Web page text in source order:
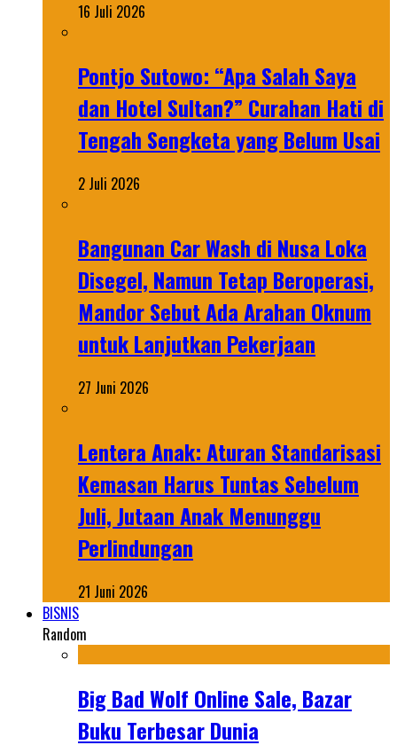
16 Juli 2026
Pontjo Sutowo: “Apa Salah Saya
dan Hotel Sultan?” Curahan Hati di
Tengah Sengketa yang Belum Usai
2 Juli 2026
Bangunan Car Wash di Nusa Loka
Disegel, Namun Tetap Beroperasi,
Mandor Sebut Ada Arahan Oknum
untuk Lanjutkan Pekerjaan
27 Juni 2026
Lentera Anak: Aturan Standarisasi
Kemasan Harus Tuntas Sebelum
Juli, Jutaan Anak Menunggu
Perlindungan
21 Juni 2026
BISNIS
Random
Big Bad Wolf Online Sale, Bazar
Buku Terbesar Dunia